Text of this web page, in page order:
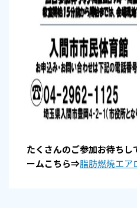
たくさんのご参加お待ち
ームこちら⇒脂肪燃焼エア